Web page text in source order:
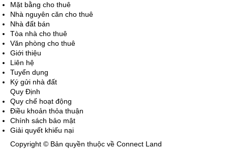
Mặt bằng cho thuê
Nhà nguyên căn cho thuê
Nhà đất bán
Tòa nhà cho thuê
Văn phòng cho thuê
Giới thiệu
Liên hệ
Tuyển dụng
Ký gửi nhà đất
Quy Định
Quy chế hoạt động
Điều khoản thỏa thuận
Chính sách bảo mật
Giải quyết khiếu nại
Copyright © Bản quyền thuộc về Connect Land